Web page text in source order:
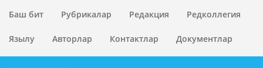
Баш бит Рубрикалар Редакция Редколлегия
Язылу Авторлар Контактлар Документлар